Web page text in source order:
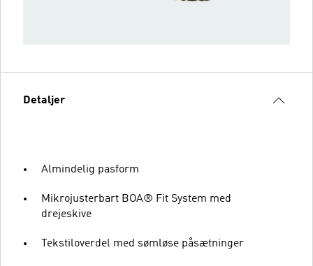
Detaljer
Almindelig pasform
Mikrojusterbart BOA® Fit System med
drejeskive
Tekstiloverdel med sømløse påsætninger